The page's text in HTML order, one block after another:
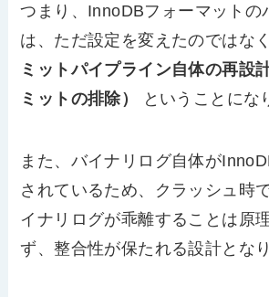
つまり、InnoDBフォーマットの
は、ただ設定を変えたのではなく
ミットパイプライン自体の再設
ミットの排除）
ということにな
また、バイナリログ自体が
されているため、クラッシュ時
イナリログが乖離することは原
ず、整合性が保たれる設計となり